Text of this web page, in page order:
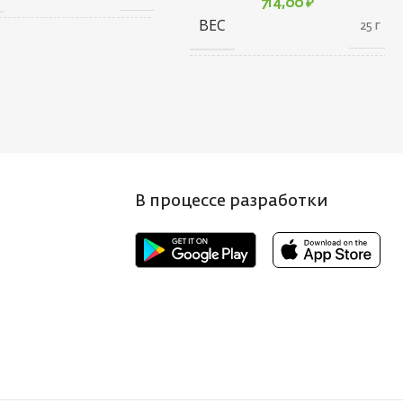
S
714,00₽
ВЕС 25 г
ВЕС ПРИМАНКИ
ЦВЕТ БЛЕСНЫ RGR
В процессе разработки